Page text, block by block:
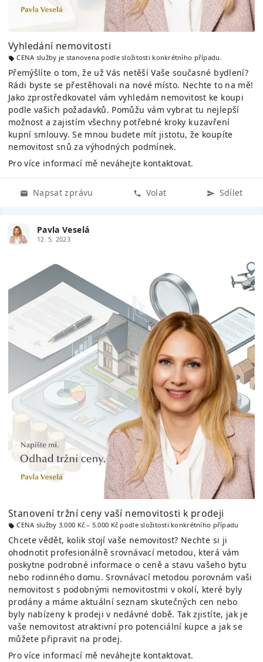
Vyhledání nemovitosti
CENA služby je stanovena podle složitosti konkrétního případu.
Přemýšlíte o tom, že už Vás netěší Vaše současné bydlení?
Rádi byste se přestěhovali na nové místo. Nechte to na mě!
Jako zprostředkovatel vám vyhledám nemovitost ke koupi
podle vašich požadavků. Pomůžu vám vybrat tu nejlepší
možnost a zajistím všechny potřebné kroky k uzavření
kupní smlouvy. Se mnou budete mít jistotu, že koupíte
nemovitost snů za výhodných podmínek.
Pro více informací mě neváhejte kontaktovat.
Napsat zprávu Volat Sdílet
Pavla Veselá
12. 5. 2023
Stanovení tržní ceny vaší nemovitosti k prodeji
CENA služby 3.000 Kč – 5.000 Kč podle složitosti konkrétního případu
Chcete vědět, kolik stojí vaše nemovitost? Nechte si ji
ohodnotit profesionálně srovnávací metodou, která vám
poskytne podrobné informace o ceně a stavu vašeho bytu
nebo rodinného domu. Srovnávací metodou porovnám vaši
nemovitost s podobnými nemovitostmi v okolí, které byly
prodány a máme aktuální seznam skutečných cen nebo
byly nabízeny k prodeji v nedávné době. Tak zjistíte, jak je
vaše nemovitost atraktivní pro potenciální kupce a jak se
můžete připravit na prodej.
Pro více informací mě neváhejte kontaktovat.